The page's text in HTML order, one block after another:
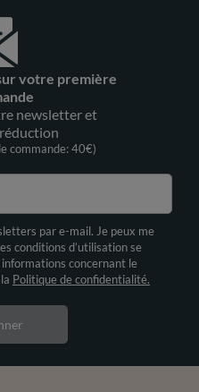
votre première
newsletter et
commande: 40€)
par e-mail. Je peux me
conditions d’utilisation se
concernant le
Politique de confidentialité.